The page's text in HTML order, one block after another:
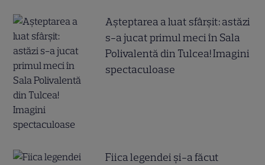
Așteptarea a luat sfârșit: astăzi
s-a jucat primul meci în Sala
Polivalentă din Tulcea! Imagini
spectaculoase
Fiica legendei și-a făcut